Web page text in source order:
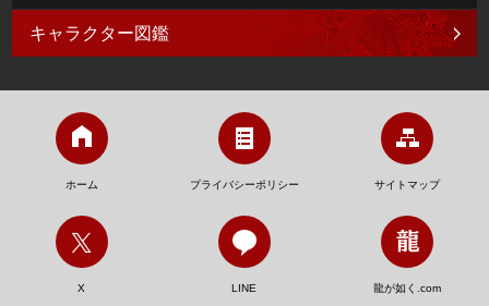
キャラクター図鑑
ホーム プライバシーポリシー サイトマップ
X LINE 龍が如く.com